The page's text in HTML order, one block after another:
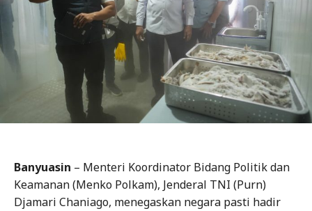
Banyuasin – Menteri Koordinator Bidang Politik dan
Keamanan (Menko Polkam), Jenderal TNI (Purn)
Djamari Chaniago, menegaskan negara pasti hadir